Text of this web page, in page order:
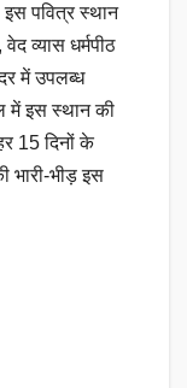
पवित्र स्थान
व्यास धर्मपीठ
में उपलब्ध
में इस स्थान की
15 दिनों के
भारी-भीड़ इस